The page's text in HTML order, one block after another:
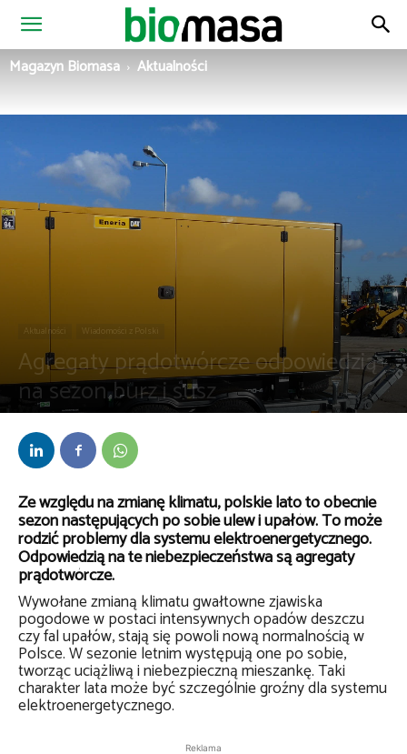
Magazyn
Magazyn Biomasa Aktualności
Aktualności Wiadomości z Polski
Agregaty prądotwórcze odpowiedzią
na sezon burz i susz
Ze względu na zmianę klimatu, polskie lato to obecnie
sezon następujących po sobie ulew i upałów. To może
rodzić problemy dla systemu elektroenergetycznego.
Odpowiedzią na te niebezpieczeństwa są agregaty
prądotwórcze.
Wywołane zmianą klimatu gwałtowne zjawiska
pogodowe w postaci intensywnych opadów deszczu
czy fal upałów, stają się powoli nową normalnością w
Polsce. W sezonie letnim występują one po sobie,
tworząc uciążliwą i niebezpieczną mieszankę. Taki
charakter lata może być szczególnie groźny dla systemu
elektroenergetycznego.
Reklama